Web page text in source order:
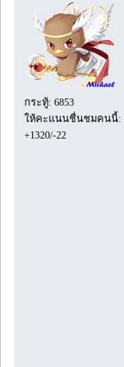
กระทู้: 6853
ให้คะแนนชื่นชมคนนี้:
+1320/-22